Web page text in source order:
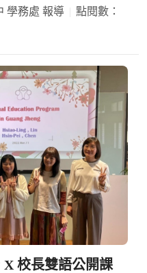
學務處 報導
點閱數：
X 校長雙語公開課